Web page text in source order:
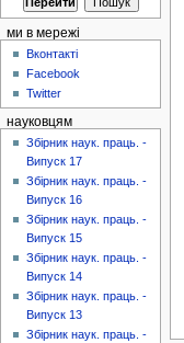
ми в мережі
Вконтакті
Facebook
Twitter
науковцям
Збірник наук. праць. -
Випуск 17
Збірник наук. праць. -
Випуск 16
Збірник наук. праць. -
Випуск 15
Збірник наук. праць. -
Випуск 14
Збірник наук. праць. -
Випуск 13
Збірник наук. праць. -